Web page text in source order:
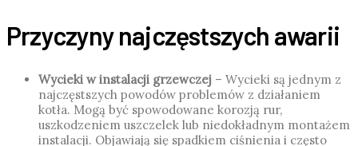
Przyczyny najczęstszych awarii
Wycieki w instalacji grzewczej – Wycieki są jednym z
najczęstszych powodów problemów z działaniem
kotła. Mogą być spowodowane korozją rur,
uszkodzeniem uszczelek lub niedokładnym montażem
instalacji. Objawiają się spadkiem ciśnienia i często